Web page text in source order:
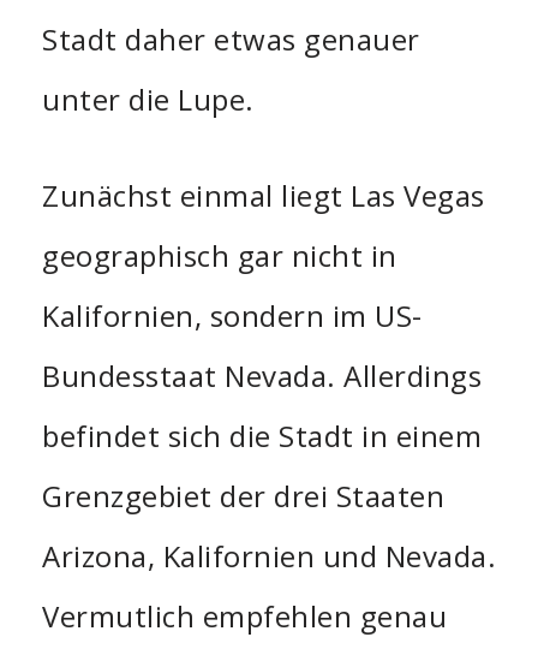
Stadt daher etwas genauer
unter die Lupe.
Zunächst einmal liegt Las Vegas
geographisch gar nicht in
Kalifornien, sondern im US-
Bundesstaat Nevada. Allerdings
befindet sich die Stadt in einem
Grenzgebiet der drei Staaten
Arizona, Kalifornien und Nevada.
Vermutlich empfehlen genau